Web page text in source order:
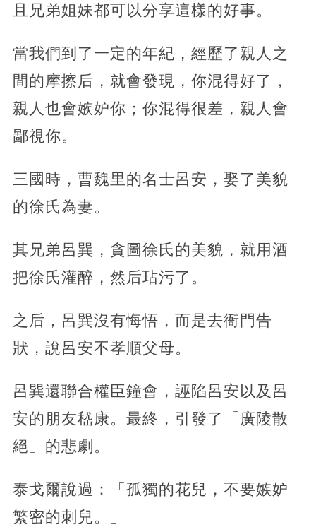
且兄弟姐妹都可以分享這樣的好事。
當我們到了一定的年紀，經歷了親人之
間的摩擦后，就會發現，你混得好了，
親人也會嫉妒你；你混得很差，親人會
鄙視你。
三國時，曹魏里的名士呂安，娶了美貌
的徐氏為妻。
其兄弟呂巽，貪圖徐氏的美貌，就用酒
把徐氏灌醉，然后玷污了。
之后，呂巽沒有悔悟，而是去衙門告
狀，說呂安不孝順父母。
呂巽還聯合權臣鐘會，誣陷呂安以及呂
安的朋友嵇康。最終，引發了「廣陵散
絕」的悲劇。
泰戈爾說過：「孤獨的花兒，不要嫉妒
繁密的刺兒。」